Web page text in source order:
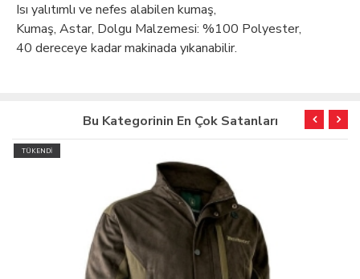
Isı yalıtımlı ve nefes alabilen kumaş,
Kumaş, Astar, Dolgu Malzemesi: %100 Polyester,
40 dereceye kadar makinada yıkanabilir.
Bu Kategorinin En Çok Satanları
TÜKENDİ